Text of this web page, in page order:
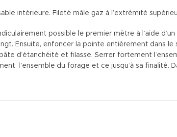
intérieure. Fileté mâle gaz à l’extrémité
possible le premier mètre à l’aide
Ensuite, enfoncer la pointe entièrement dans le
d’étanchéité et filasse. Serrer fortement
l’ensemble du forage et ce jusqu’à sa finalité.